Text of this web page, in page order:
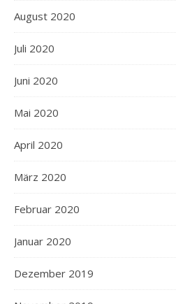
August 2020
Juli 2020
Juni 2020
Mai 2020
April 2020
März 2020
Februar 2020
Januar 2020
Dezember 2019